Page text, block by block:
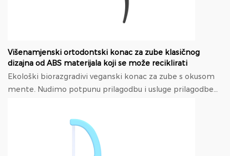
Višenamjenski ortodontski konac za zube klasičnog
dizajna od ABS materijala koji se može reciklirati
Ekološki biorazgradivi veganski konac za zube s okusom
mente. Nudimo potpunu prilagodbu i usluge prilagodbe